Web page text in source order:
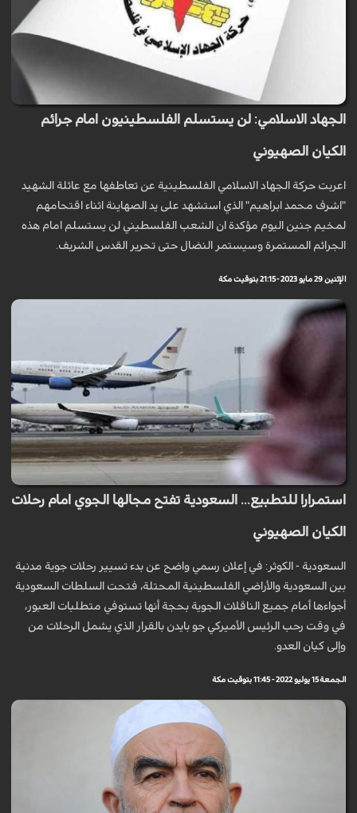
الجهاد الاسلامي: لن يستسلم الفلسطينيون امام جرائم
الكيان الصهيوني
اعربت حركة الجهاد الاسلامي الفلسطينية عن تعاطفها مع عائلة الشهيد
"اشرف محمد ابراهيم" الذي استشهد على يد الصهاينة اثناء اقتحامهم
لمخيم جنين اليوم مؤكدة ان الشعب الفلسطيني لن يستسلم امام هذه
الجرائم المستمرة وسيستمر النضال حتى تحرير القدس الشريف.
الإثنين 29 مايو 2023 - 21:15 بتوقيت مكة
استمرارا للتطبيع... السعودية تفتح مجالها الجوي امام رحلات
الكيان الصهيوني
السعودية - الكوثر: في إعلان رسمي واضح عن بدء تسيير رحلات جوية مدنية
بين السعودية والأراضي الفلسطينية المحتلة، فتحت السلطات السعودية
أجواءها أمام جميع الناقلات الجوية بحجة أنها تستوفي متطلبات العبور،
في وقت رحب الرئيس الأميركي جو بايدن بالقرار الذي يشمل الرحلات من
وإلى كيان العدو.
الجمعة 15 يوليو 2022 - 11:45 بتوقيت مكة